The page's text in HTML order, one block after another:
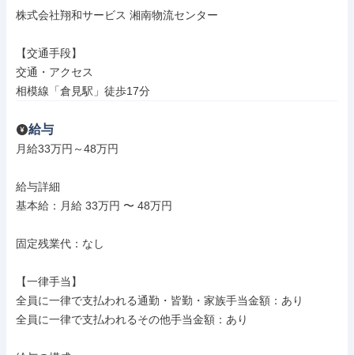
株式会社翔和サービス 湘南物流センター
【交通手段】
交通・アクセス
相模線「倉見駅」徒歩17分
給与
月給33万円～48万円
給与詳細
基本給：月給 33万円 〜 48万円
固定残業代：なし
【一律手当】
全員に一律で支払われる通勤・皆勤・家族手当金額：あり
全員に一律で支払われるその他手当金額：あり